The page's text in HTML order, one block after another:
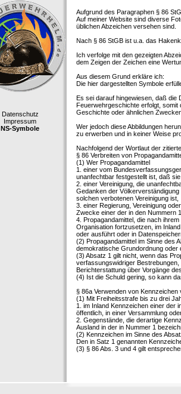
Datenschutz
Impressum
NS-Symbole
Aufgrund des Paragraphen § 86
Auf meiner Website sind diverse
üblichen Abzeichen versehen sind.
Nach § 86 StGB ist u.a. das
Ich verfolge mit den gezeigten
dem Zeigen der Zeichen eine
Aus diesem Grund erkläre ich:
Die hier dargestellten Symbole
Es sei darauf hingewiesen, daß die
Feuerwehrgeschichte erfolgt,
Geschichte oder ähnlichen
Wer jedoch diese Abbildungen
zu erwerben und in keiner Weise
Nachfolgend der Wortlaut der
§ 86 Verbreiten von
(1) Wer Propagandamittel
1. einer vom
unanfechtbar festgestellt ist, daß
2. einer Vereinigung, die
Gedanken der
solchen verbotenen Vereinigung ist,
3. einer Regierung, Vereinigung
Zwecke einer der in den Nummern
4. Propagandamittel, die nach
Organisation fortzusetzen, im
oder ausführt oder in
(2) Propagandamittel im Sinne des
demokratische Grundordnung oder
(3) Absatz 1 gilt nicht, wenn das
verfassungswidriger
Berichterstattung über Vorgänge
(4) Ist die Schuld gering, so kann
§ 86a Verwenden von
(1) Mit Freiheitsstrafe bis zu drei
1. im Inland Kennzeichen einer der
öffentlich, in einer Versammlung
2. Gegenstände, die derartige
Ausland in der in Nummer 1
(2) Kennzeichen im Sinne des
Den in Satz 1 genannten
(3) § 86 Abs. 3 und 4 gilt